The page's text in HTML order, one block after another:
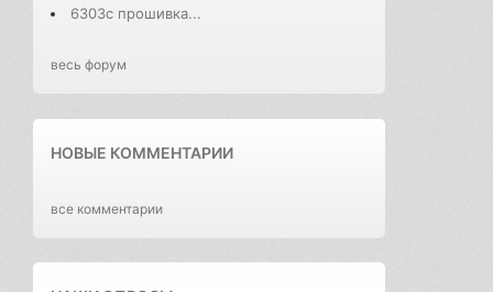
6303с прошивка...
весь форум
НОВЫЕ КОММЕНТАРИИ
все комментарии